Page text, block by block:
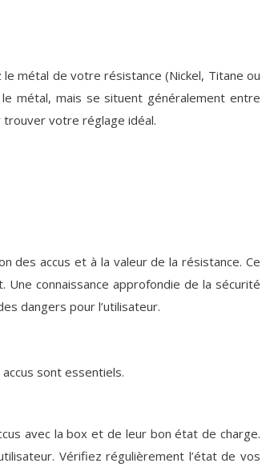
métal de votre résistance (Nickel, Titane ou
métal, mais se situent généralement entre
votre réglage idéal.
des accus et à la valeur de la résistance. Ce
connaissance approfondie de la sécurité
dangers pour l’utilisateur.
sont essentiels.
avec la box et de leur bon état de charge.
Vérifiez régulièrement l’état de vos